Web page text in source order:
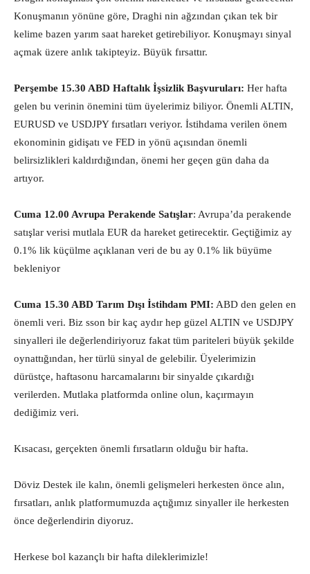
Konuşmanın yönüne göre, Draghi nin ağzından çıkan tek bir
kelime bazen yarım saat hareket getirebiliyor. Konuşmayı sinyal
açmak üzere anlık takipteyiz. Büyük fırsattır.
Perşembe 15.30 ABD Haftalık İşsizlik Başvuruları: Her hafta
gelen bu verinin önemini tüm üyelerimiz biliyor. Önemli ALTIN,
EURUSD ve USDJPY fırsatları veriyor. İstihdama verilen önem
ekonominin gidişatı ve FED in yönü açısından önemli
belirsizlikleri kaldırdığından, önemi her geçen gün daha da
artıyor.
Cuma 12.00 Avrupa Perakende Satışlar: Avrupa’da perakende
satışlar verisi mutlala EUR da hareket getirecektir. Geçtiğimiz ay
0.1% lik küçülme açıklanan veri de bu ay 0.1% lik büyüme
bekleniyor
Cuma 15.30 ABD Tarım Dışı İstihdam PMI: ABD den gelen en
önemli veri. Biz sson bir kaç aydır hep güzel ALTIN ve USDJPY
sinyalleri ile değerlendiriyoruz fakat tüm pariteleri büyük şekilde
oynattığından, her türlü sinyal de gelebilir. Üyelerimizin
dürüstçe, haftasonu harcamalarını bir sinyalde çıkardığı
verilerden. Mutlaka platformda online olun, kaçırmayın
dediğimiz veri.
Kısacası, gerçekten önemli fırsatların olduğu bir hafta.
Döviz Destek ile kalın, önemli gelişmeleri herkesten önce alın,
fırsatları, anlık platformumuzda açtığımız sinyaller ile herkesten
önce değerlendirin diyoruz.
Herkese bol kazançlı bir hafta dileklerimizle!